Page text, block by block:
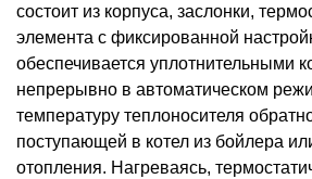
состоит из корпуса, заслонки,
элемента с фиксированной
обеспечивается уплотнительными
непрерывно в автоматическом
температуру теплоносителя
поступающей в котел из бойлера
отопления. Нагреваясь,